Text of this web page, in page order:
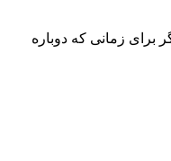
برای زمانی که دوباره